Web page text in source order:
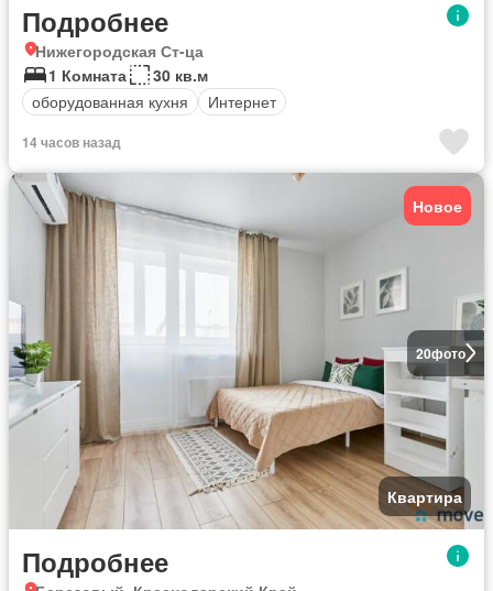
Подробнее
Нижегородская Ст-ца
1 Комната
30 кв.м
оборудованная кухня
Интернет
14 часов назад
20фото
Новое
Квартира
Подробнее